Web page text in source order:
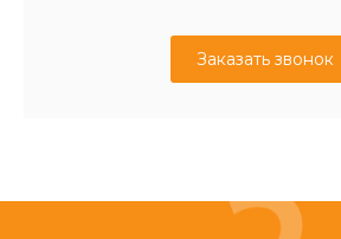
Заказать звонок